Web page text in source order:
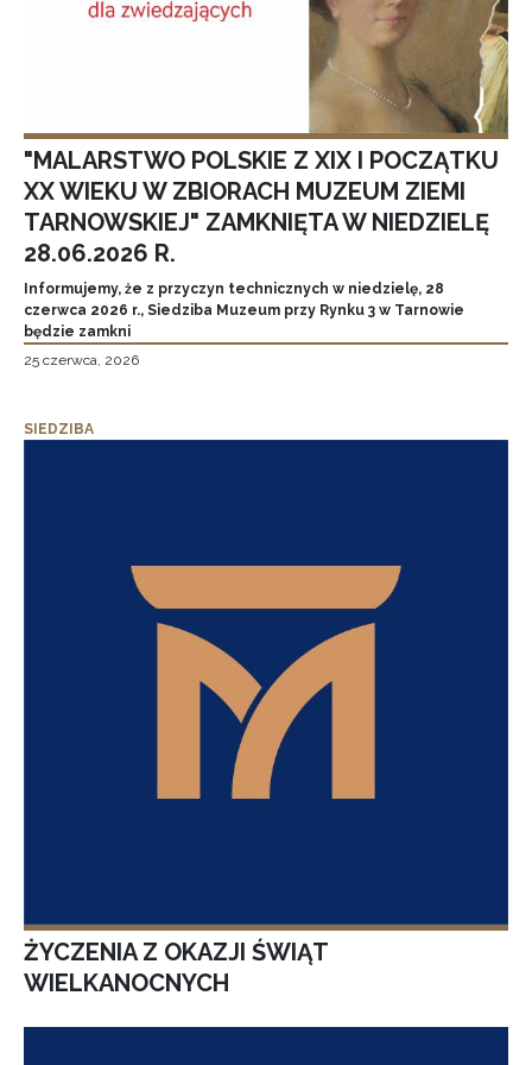
"MALARSTWO POLSKIE Z XIX I POCZĄTKU
XX WIEKU W ZBIORACH MUZEUM ZIEMI
TARNOWSKIEJ" ZAMKNIĘTA W NIEDZIELĘ
28.06.2026 R.
Informujemy, że z przyczyn technicznych w niedzielę, 28
czerwca 2026 r., Siedziba Muzeum przy Rynku 3 w Tarnowie
będzie zamkni
25 czerwca, 2026
SIEDZIBA
ŻYCZENIA Z OKAZJI ŚWIĄT
WIELKANOCNYCH